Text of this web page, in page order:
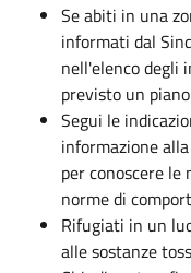
Se abiti in una
informati dal
nell'elenco degli
previsto un
Segui le
informazione
per conoscere le
norme di
Rifugiati in un
alle sostanze